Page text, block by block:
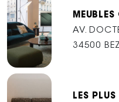
MEUBLES
AV.
34500
LES